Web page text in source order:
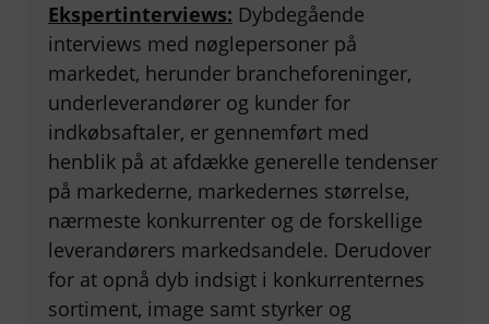
Ekspertinterviews: Dybdegående
interviews med nøglepersoner på
markedet, herunder brancheforeninger,
underleverandører og kunder for
indkøbsaftaler, er gennemført med
henblik på at afdække generelle tendenser
på markederne, markedernes størrelse,
nærmeste konkurrenter og de forskellige
leverandørers markedsandele. Derudover
for at opnå dyb indsigt i konkurrenternes
sortiment, image samt styrker og